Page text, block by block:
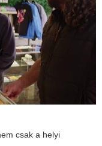
csak a helyi